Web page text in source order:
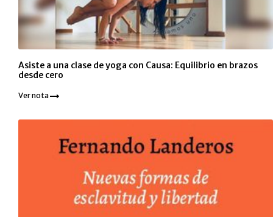
Asiste a una clase de yoga con Causa: Equilibrio en brazos
desde cero
Ver nota